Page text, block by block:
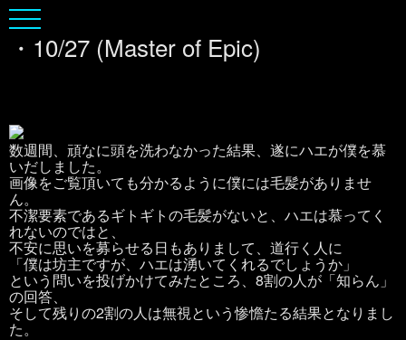
・10/27 (Master of Epic)
数週間、頑なに頭を洗わなかった結果、遂にハエが僕を慕
いだしました。
画像をご覧頂いても分かるように僕には毛髪がありませ
ん。
不潔要素であるギトギトの毛髪がないと、ハエは慕ってく
れないのではと、
不安に思いを募らせる日もありまして、道行く人に
「僕は坊主ですが、ハエは湧いてくれるでしょうか」
という問いを投げかけてみたところ、8割の人が「知らん」
の回答、
そして残りの2割の人は無視という惨憺たる結果となりまし
た。